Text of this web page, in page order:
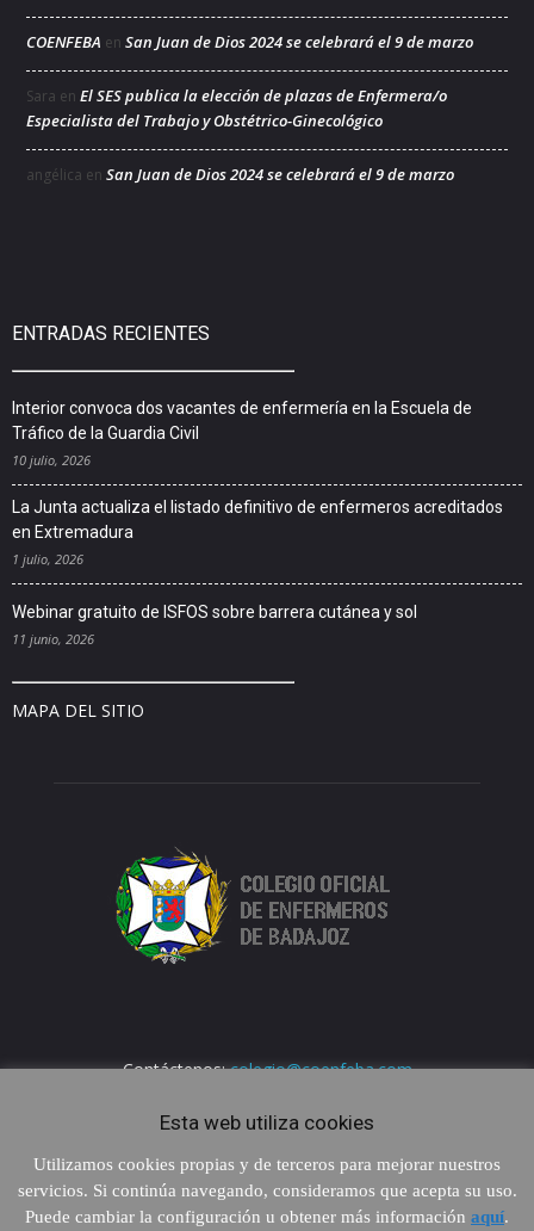
COENFEBA en San Juan de Dios 2024 se celebrará el 9 de marzo
Sara en El SES publica la elección de plazas de Enfermera/o
Especialista del Trabajo y Obstétrico-Ginecológico
angélica en San Juan de Dios 2024 se celebrará el 9 de marzo
ENTRADAS RECIENTES
Interior convoca dos vacantes de enfermería en la Escuela de
Tráfico de la Guardia Civil
10 julio, 2026
La Junta actualiza el listado definitivo de enfermeros acreditados
en Extremadura
1 julio, 2026
Webinar gratuito de ISFOS sobre barrera cutánea y sol
11 junio, 2026
MAPA DEL SITIO
Contáctenos:colegio@coenfeba.com
Esta web utiliza cookies
Utilizamos cookies propias y de terceros para mejorar nuestros
servicios. Si continúa navegando, consideramos que acepta su uso.
Puede cambiar la configuración u obtener más información aquí.